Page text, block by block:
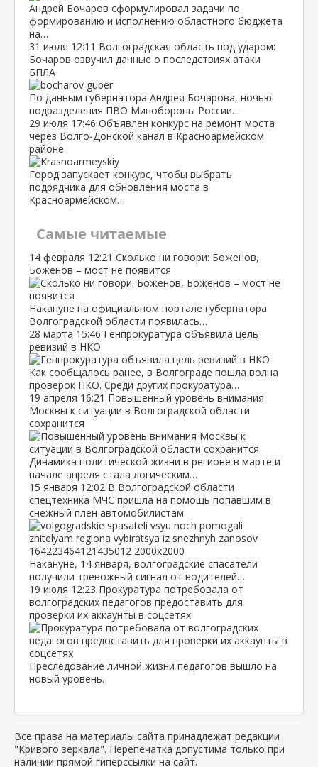
Андрей Бочаров сформулировал задачи по
формированию и исполнению областного бюджета
на…
31 июля 12:11 Волгоградская область под ударом:
Бочаров озвучил данные о последствиях атаки
БПЛА
По данным губернатора Андрея Бочарова, ночью
подразделения ПВО Минобороны России…
29 июля 17:46 Объявлен конкурс на ремонт моста
через Волго‑Донской канал в Красноармейском
районе
Город запускает конкурс, чтобы выбрать
подрядчика для обновления моста в
Красноармейском…
Самые читаемые
14 февраля 12:21 Сколько ни говори: Боженов,
Боженов – мост не появится
Накануне на официальном портале губернатора
Волгоградской области появилась…
28 марта 15:46 Генпрокуратура объявила цель
ревизий в НКО
Как сообщалось ранее, в Волгограде пошла волна
проверок НКО. Среди других прокуратура…
19 апреля 16:21 Повышенный уровень внимания
Москвы к ситуации в Волгоградской области
сохранится
Динамика политической жизни в регионе в марте и
начале апреля стала логическим…
15 января 12:02 В Волгоградской области
спецтехника МЧС пришла на помощь попавшим в
снежный плен автомобилистам
Накануне, 14 января, волгоградские спасатели
получили тревожный сигнал от водителей…
19 июля 12:23 Прокуратура потребовала от
волгоградских педагогов предоставить для
проверки их аккаунты в соцсетях
Преследование личной жизни педагогов вышло на
новый уровень.
Все права на материалы сайта принадлежат редакции
"Кривого зеркала". Перепечатка допустима только при
наличии прямой гиперссылки на сайт.